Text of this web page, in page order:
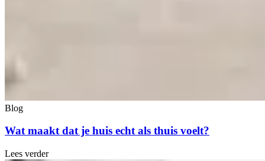
Blog
Wat maakt dat je huis echt als thuis voelt?
Lees verder